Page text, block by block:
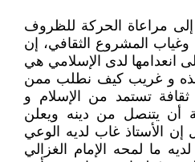
مراعاة الحركة للظروف
وغياب المشروع الثقافي، إن
انعدامها لدى الإسلامي هي
و غريب كيف نطلب ممن
ثقافة تستمد من الإسلام و
أن يتنصل من دينه ويعلن
الأستاذ غاب لديه الوعي
ما لمحه الإمام الغزالي